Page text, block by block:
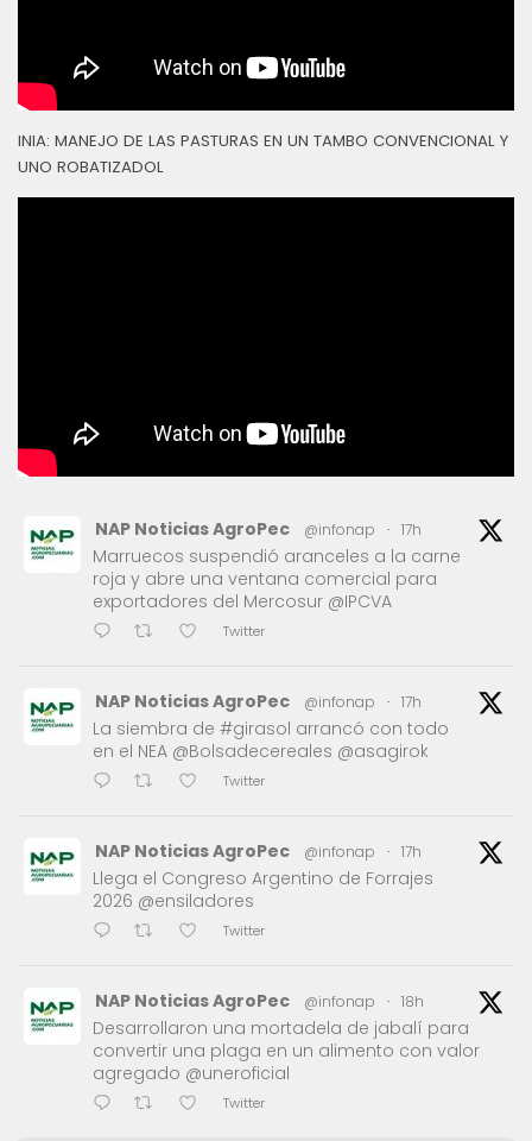
INIA: MANEJO DE LAS PASTURAS EN UN TAMBO CONVENCIONAL Y
UNO ROBATIZADOL
NAP Noticias AgroPec @infonap · 17h
Marruecos suspendió aranceles a la carne
roja y abre una ventana comercial para
exportadores del Mercosur @IPCVA
Twitter
NAP Noticias AgroPec @infonap · 17h
La siembra de #girasol arrancó con todo
en el NEA @Bolsadecereales @asagirok
Twitter
NAP Noticias AgroPec @infonap · 17h
Llega el Congreso Argentino de Forrajes
2026 @ensiladores
Twitter
NAP Noticias AgroPec @infonap · 18h
Desarrollaron una mortadela de jabalí para
convertir una plaga en un alimento con valor
agregado @uneroficial
Twitter